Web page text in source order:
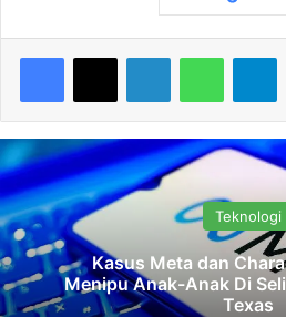
Teknologi
Kasus Meta dan
Menipu Anak-Anak Di
Texas